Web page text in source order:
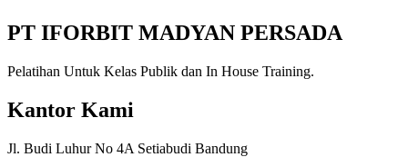
PT IFORBIT MADYAN PERSADA
Pelatihan Untuk Kelas Publik dan In House Training.
Kantor Kami
Jl. Budi Luhur No 4A Setiabudi Bandung